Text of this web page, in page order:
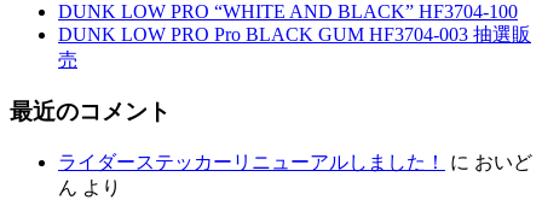
DUNK LOW PRO “WHITE AND BLACK” HF3704-100
DUNK LOW PRO Pro BLACK GUM HF3704-003 抽選販
売
最近のコメント
ライダーステッカーリニューアルしました！ に おいど
ん より